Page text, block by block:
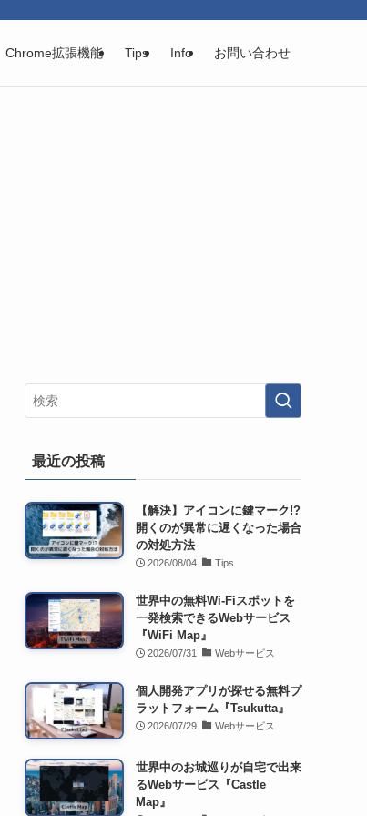
Chrome拡張機能 Tips Info お問い合わせ
最近の投稿
【解決】アイコンに鍵マーク!?
開くのが異常に遅くなった場合
の対処方法
2026/08/04 Tips
世界中の無料Wi-Fiスポットを
一発検索できるWebサービス
『WiFi Map』
2026/07/31 Webサービス
個人開発アプリが探せる無料プ
ラットフォーム『Tsukutta』
2026/07/29 Webサービス
世界中のお城巡りが自宅で出来
るWebサービス『Castle
Map』